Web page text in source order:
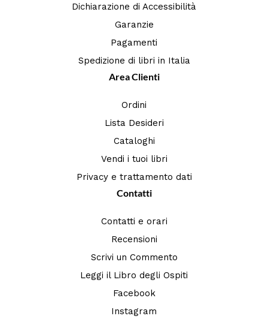
Dichiarazione di Accessibilità
Garanzie
Pagamenti
Spedizione di libri in Italia
Area Clienti
Ordini
Lista Desideri
Cataloghi
Vendi i tuoi libri
Privacy e trattamento dati
Contatti
Contatti e orari
Recensioni
Scrivi un Commento
Leggi il Libro degli Ospiti
Facebook
Instagram